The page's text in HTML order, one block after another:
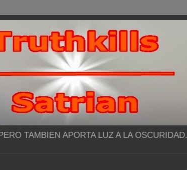
TAMBIEN APORTA LUZ A LA OSCURIDAD.